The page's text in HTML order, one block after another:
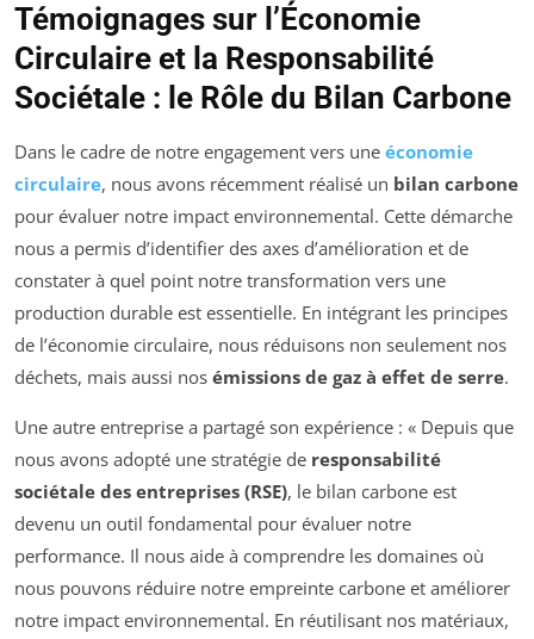
Témoignages sur l’Économie
Circulaire et la Responsabilité
Sociétale : le Rôle du Bilan Carbone
Dans le cadre de notre engagement vers une économie
circulaire, nous avons récemment réalisé un bilan carbone
pour évaluer notre impact environnemental. Cette démarche
nous a permis d’identifier des axes d’amélioration et de
constater à quel point notre transformation vers une
production durable est essentielle. En intégrant les principes
de l’économie circulaire, nous réduisons non seulement nos
déchets, mais aussi nos émissions de gaz à effet de serre.
Une autre entreprise a partagé son expérience : « Depuis que
nous avons adopté une stratégie de responsabilité
sociétale des entreprises (RSE), le bilan carbone est
devenu un outil fondamental pour évaluer notre
performance. Il nous aide à comprendre les domaines où
nous pouvons réduire notre empreinte carbone et améliorer
notre impact environnemental. En réutilisant nos matériaux,